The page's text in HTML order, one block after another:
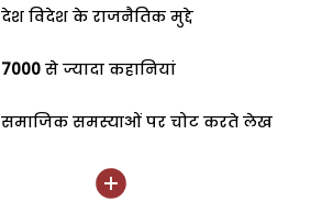
देश विदेश के राजनैतिक मुद्दे
7000 से ज्यादा कहानियां
समाजिक समस्याओं पर चोट करते लेख